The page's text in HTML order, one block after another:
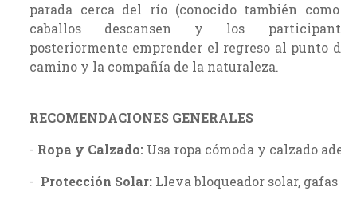
parada cerca del río (conocido también
caballos descansen y los
posteriormente emprender el regreso al punto
camino y la compañía de la naturaleza.
RECOMENDACIONES GENERALES
- Ropa y Calzado: Usa ropa cómoda y calzado
- Protección Solar: Lleva bloqueador solar,